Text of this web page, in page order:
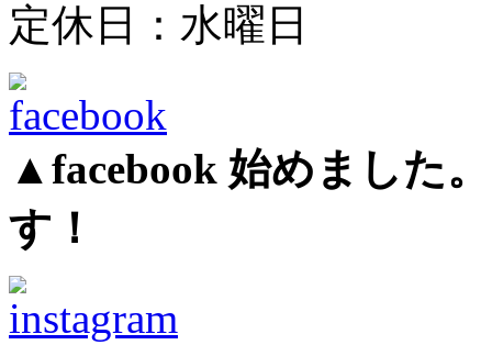
定休日：水曜日
▲facebook 始めました
す！